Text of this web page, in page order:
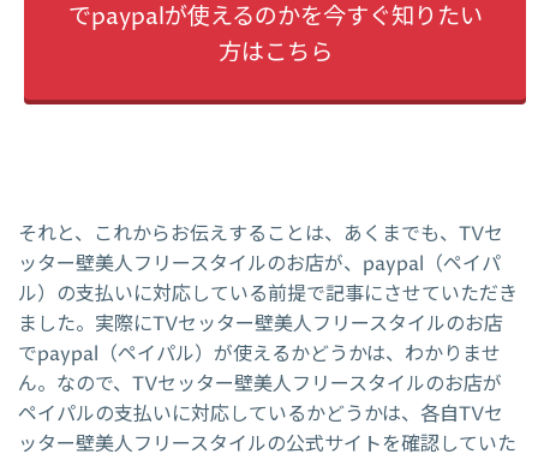
でpaypalが使えるのかを今すぐ知りたい
方はこちら
それと、これからお伝えすることは、あくまでも、TVセ
ッター壁美人フリースタイルのお店が、paypal（ペイパ
ル）の支払いに対応している前提で記事にさせていただき
ました。実際にTVセッター壁美人フリースタイルのお店
でpaypal（ペイパル）が使えるかどうかは、わかりませ
ん。なので、TVセッター壁美人フリースタイルのお店が
ペイパルの支払いに対応しているかどうかは、各自TVセ
ッター壁美人フリースタイルの公式サイトを確認していた